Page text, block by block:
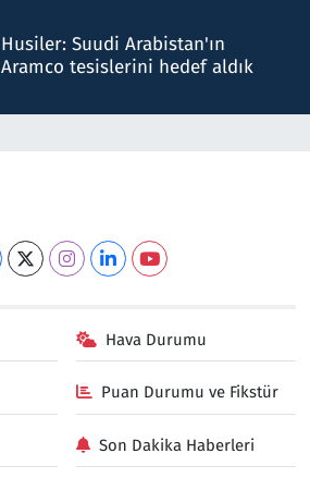
Husiler: Suudi Arabistan'ın
Aramco tesislerini hedef aldık
Hava Durumu
Puan Durumu ve Fikstür
Son Dakika Haberleri